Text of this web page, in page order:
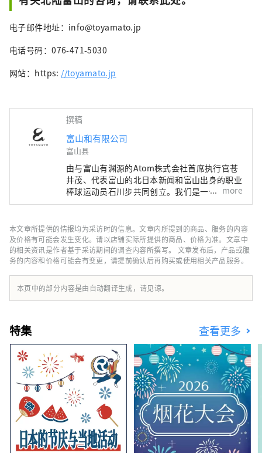
电子邮件地址：info@toyamato.jp
电话号码：076-471-5030
网站：https: //toyamato.jp
撰稿
富山和有限公司
富山县
由与富山有渊源的Atom株式会社首席执行官苍
井茂、代表富山的北日本新闻和富山出身的职业
棒球运动员石川步共同创立。我们是一个与富山
有联系、与富山一起创造新事业的团队。 如果
遏制东京的过度集中，创造可持续发展的社会，
那么富山和所追求的“地区觉醒”则完全不同。
许多热爱富山的人们会重新发现富山的魅力，为
它感到自豪，并主动将它传播到世界各地，而不
是由当地政府或政府主导。归根结底，主角是
“人”，我相信多元化的人混合在一起会增强富
more
本文章所提供的情报均为采访时的信息。文章内所提到的商品、服务的内容
及价格有可能会发生变化。请以店铺实际所提供的商品、价格为准。文章中
的相关资讯是作者基于采访期间的调查内容所撰写。 文章发布后，产品或服
务的内容和价格可能会有变更，请提前确认后再购买或使用相关产品服务。
本页中的部分内容是由自动翻译生成，请见谅。
特集 查看更多